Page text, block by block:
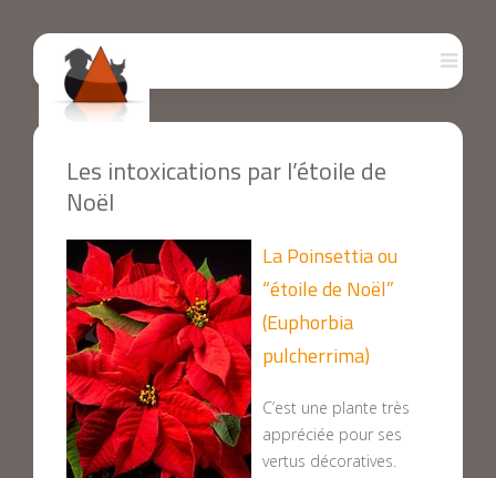
Les intoxications par l’étoile de
Noël
La Poinsettia ou
“étoile de Noël”
(Euphorbia
pulcherrima)
C’est une plante très
appréciée pour ses
vertus décoratives.